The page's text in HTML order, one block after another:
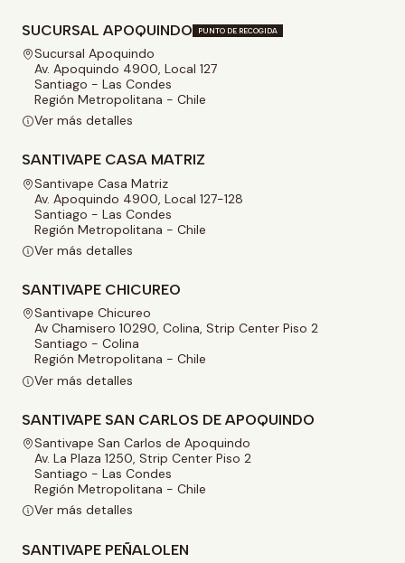
SUCURSAL APOQUINDO PUNTO DE RECOGIDA
Sucursal Apoquindo
Av. Apoquindo 4900, Local 127
Santiago - Las Condes
Región Metropolitana - Chile
Ver más detalles
SANTIVAPE CASA MATRIZ
Santivape Casa Matriz
Av. Apoquindo 4900, Local 127-128
Santiago - Las Condes
Región Metropolitana - Chile
Ver más detalles
SANTIVAPE CHICUREO
Santivape Chicureo
Av Chamisero 10290, Colina, Strip Center Piso 2
Santiago - Colina
Región Metropolitana - Chile
Ver más detalles
SANTIVAPE SAN CARLOS DE APOQUINDO
Santivape San Carlos de Apoquindo
Av. La Plaza 1250, Strip Center Piso 2
Santiago - Las Condes
Región Metropolitana - Chile
Ver más detalles
SANTIVAPE PEÑALOLEN